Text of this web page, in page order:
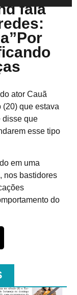
fala
ator Cauã
(20) que estava
disse que
esse tipo
em uma
nos bastidores
do